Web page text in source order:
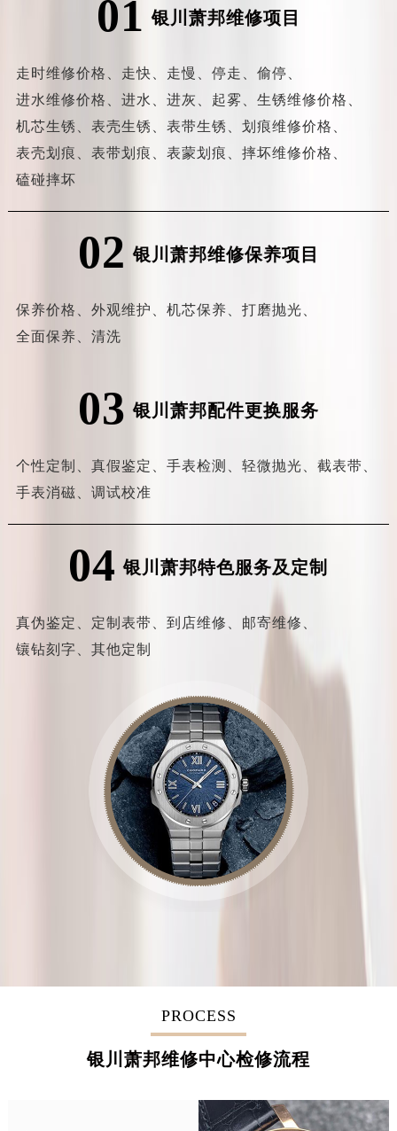
01 银川萧邦维修项目
走时维修价格、 走快、 走慢、 停走、 偷停、
进水维修价格、 进水、 进灰、 起雾、 生锈维修价格、
机芯生锈、 表壳生锈、 表带生锈、 划痕维修价格、
表壳划痕、 表带划痕、 表蒙划痕、 摔坏维修价格、
磕碰摔坏
02 银川萧邦维修保养项目
保养价格、 外观维护、 机芯保养、 打磨抛光、
全面保养、 清洗
03 银川萧邦配件更换服务
个性定制、 真假鉴定、 手表检测、 轻微抛光、 截表带、
手表消磁、 调试校准
04 银川萧邦特色服务及定制
真伪鉴定、 定制表带、 到店维修、 邮寄维修、
镶钻刻字、 其他定制
PROCESS
银川萧邦维修中心检修流程